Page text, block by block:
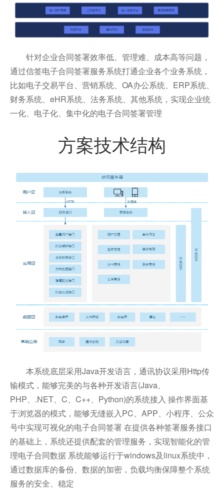
针对企业合同签署效率低、管理难、成本高等问题，
通过信签电子合同签署服务系统打通企业各个业务系统，
比如电子交易平台、营销系统、OA办公系统、ERP系统、
财务系统、eHR系统、法务系统、其他系统，实现企业统
一化、电子化、集中化的电子合同签署管理
方案技术结构
本系统底层采用Java开发语言，通讯协议采用Http传
输模式，能够完美的与各种开发语言(Java、
PHP、.NET、C、C++、Python)的系统接入 操作界面基
于浏览器的模式，能够无缝嵌入PC、APP、小程序、公众
号中实现可视化的电子合同签署 在提供各种签署服务接口
的基础上，系统还提供配套的管理服务，实现智能化的管
理电子合同数据 系统能够运行于windows及linux系统中，
通过数据库的备份、数据的加密，负载均衡保障整个系统
服务的安全、稳定